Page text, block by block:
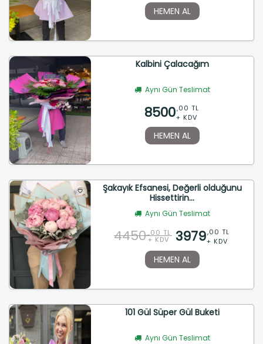
HEMEN AL
Kalbini Çalacağım
Aynı Gün Teslimat
8500,00 TL
+ KDV
HEMEN AL
Şakayık Efsanesi, Değerli olduğunu
Hissettirin...
Aynı Gün Teslimat
4450 ,00 TL
+ KDV 3979,00 TL
+ KDV
HEMEN AL
101 Gül Süper Gül Buketi
Aynı Gün Teslimat